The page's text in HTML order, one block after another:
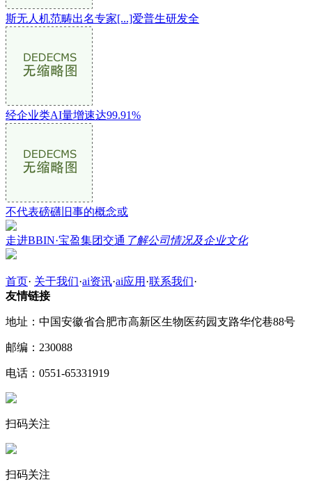
斯无人机范畴出名专家[...]爱普生研发全
经企业类AI量增速达99.91%
不代表磅礴旧事的概念或
走进BBIN·宝盈集团交通 了解公司情况及企业文化
首页· 关于我们·ai资讯·ai应用 ·联系我们·
友情链接
地址：中国安徽省合肥市高新区生物医药园支路华佗巷88号
邮编：230088
电话：0551-65331919
扫码关注
扫码关注